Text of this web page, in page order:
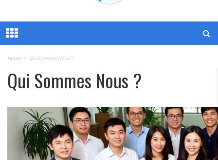
Home Qui Sommes Nous ?
Qui Sommes Nous ?